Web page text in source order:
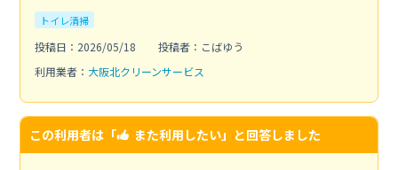
トイレ清掃
投稿日：2026/05/18
投稿者：こばゆう
利用業者： 大阪北クリーンサービス
この利用者は「 また利用したい」と回答しました